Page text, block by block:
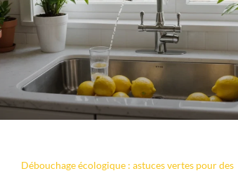
Débouchage écologique : astuces vertes pour des